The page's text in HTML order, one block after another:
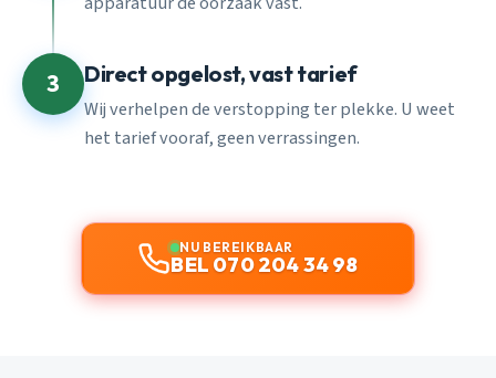
3 Direct opgelost, vast tarief
Wij verhelpen de verstopping ter plekke. U weet
het tarief vooraf, geen verrassingen.
NU BEREIKBAAR
BEL 070 204 34 98